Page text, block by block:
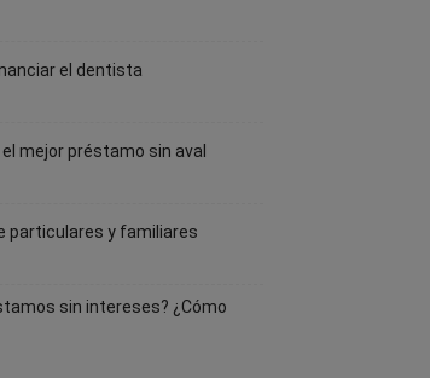
el dentista
mejor préstamo sin aval
particulares y familiares
sin intereses? ¿Cómo